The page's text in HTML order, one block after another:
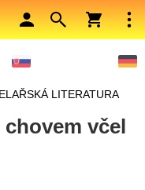
LITERATURA
chovem včel